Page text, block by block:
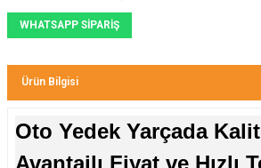
WHATSAPP SİPARİŞ
Ürün Bilgisi
Oto Yedek Yarçada
Avantajlı Fiyat ve Hızlı